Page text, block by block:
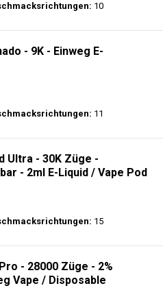
10
- 9K - Einweg E-
11
Ultra - 30K Züge -
- 2ml E-Liquid / Vape Pod
15
- 28000 Züge - 2%
Vape / Disposable